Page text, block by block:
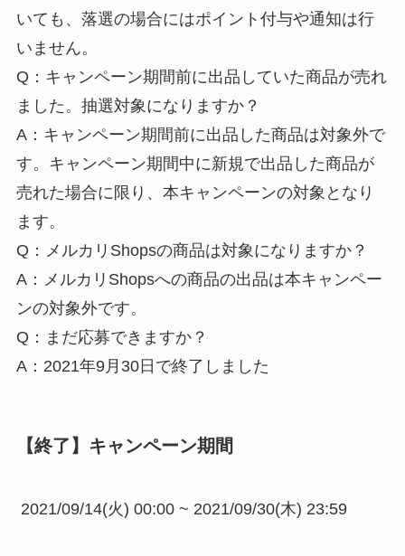
いても、落選の場合にはポイント付与や通知は行
いません。
Q：キャンペーン期間前に出品していた商品が売れ
ました。抽選対象になりますか？
A：キャンペーン期間前に出品した商品は対象外で
す。キャンペーン期間中に新規で出品した商品が
売れた場合に限り、本キャンペーンの対象となり
ます。
Q：メルカリShopsの商品は対象になりますか？
A：メルカリShopsへの商品の出品は本キャンペー
ンの対象外です。
Q： まだ応募できますか？
A：2021年9月30日 で終了しました
【終了】キャンペーン期間
2021/09/14(火) 00:00 ~ 2021/09/30(木) 23:59